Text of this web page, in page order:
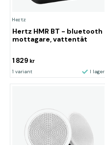
Hertz
Hertz HMR BT - bluetooth
mottagare, vattentät
1 829 kr
1 variant I lager